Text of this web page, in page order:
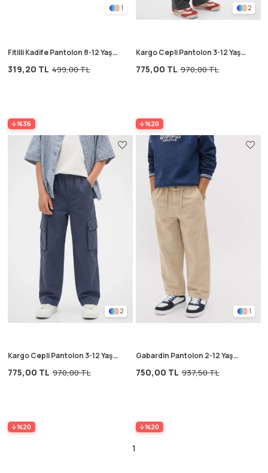
1
Fitilli Kadife Pantolon 8-12 Yaş
319,20 TL 499,00 TL
%36
2
Kargo Cepli Pantolon 3-12 Yaş
775,00 TL 970,00 TL
%20
2
Kargo Cepli Pantolon 3-12 Yaş
775,00 TL 970,00 TL
%20
1
Gabardin Pantolon 2-12 Yaş
750,00 TL 937,50 TL
%20
1